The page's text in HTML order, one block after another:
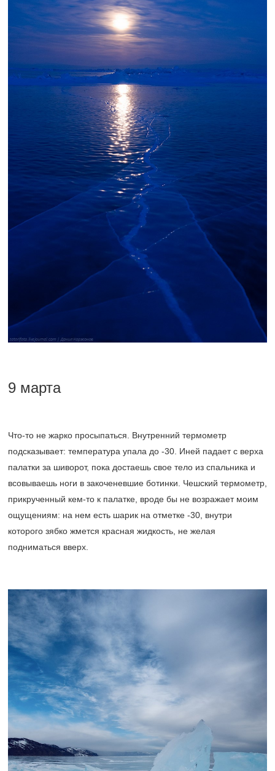
9 марта
Что-то не жарко просыпаться. Внутренний термометр
подсказывает: температура упала до -30. Иней падает с верха
палатки за шиворот, пока достаешь свое тело из спальника и
всовываешь ноги в закоченевшие ботинки. Чешский термометр,
прикрученный кем-то к палатке, вроде бы не возражает моим
ощущениям: на нем есть шарик на отметке -30, внутри
которого зябко жмется красная жидкость, не желая
подниматься вверх.